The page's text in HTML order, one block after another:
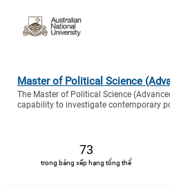
Master of Political Science
The Master of Political Science
capability to investigate contemporary
73
trong bảng xếp hạng tổng thể